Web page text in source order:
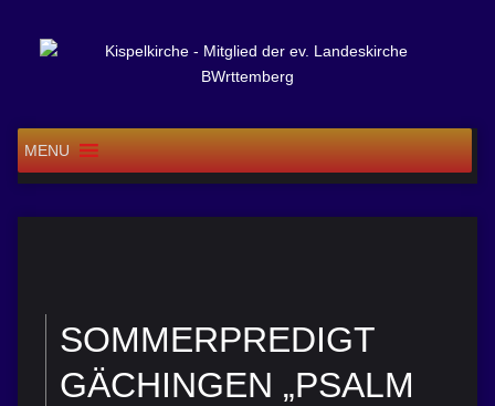
MENU
SOMMERPREDIGT
GÄCHINGEN „PSALM